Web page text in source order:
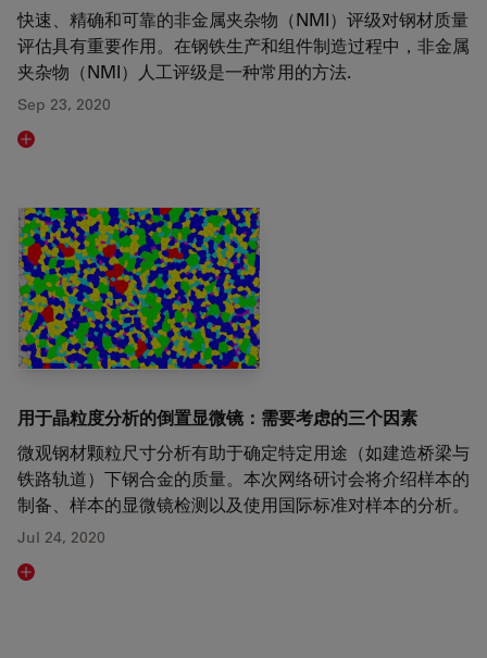
快速、精确和可靠的非金属夹杂物（NMI）评级对钢材质量
评估具有重要作用。在钢铁生产和组件制造过程中，非金属
夹杂物（NMI）人工评级是一种常用的方法.
Sep 23, 2020
Read article
用于晶粒度分析的倒置显微镜：需要考虑的三个因素
微观钢材颗粒尺寸分析有助于确定特定用途（如建造桥梁与
铁路轨道）下钢合金的质量。本次网络研讨会将介绍样本的
制备、样本的显微镜检测以及使用国际标准对样本的分析。
Jul 24, 2020
Read article